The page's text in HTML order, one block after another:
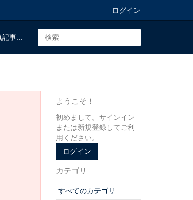
ログイン
事...
ようこそ！
初めまして。サインイン
または新規登録してご利
用ください。
ログイン
カテゴリ
すべてのカテゴリ